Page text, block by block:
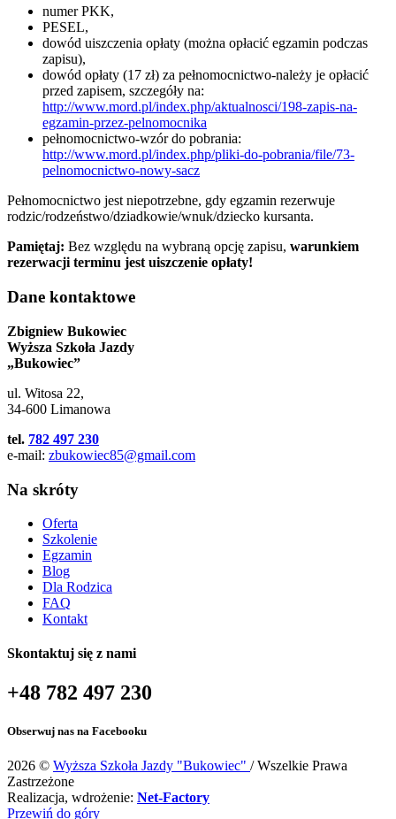
numer PKK,
PESEL,
dowód uiszczenia opłaty (można opłacić egzamin podczas
zapisu),
dowód opłaty (17 zł) za pełnomocnictwo-należy je opłacić
przed zapisem, szczegóły na:
http://www.mord.pl/index.php/aktualnosci/198-zapis-na-
egzamin-przez-pelnomocnika
pełnomocnictwo-wzór do pobrania:
http://www.mord.pl/index.php/pliki-do-pobrania/file/73-
pelnomocnictwo-nowy-sacz
Pełnomocnictwo jest niepotrzebne, gdy egzamin rezerwuje
rodzic/rodzeństwo/dziadkowie/wnuk/dziecko kursanta.
Pamiętaj: Bez względu na wybraną opcję zapisu, warunkiem
rezerwacji terminu jest uiszczenie opłaty!
Dane kontaktowe
Zbigniew Bukowiec
Wyższa Szkoła Jazdy
„Bukowiec”
ul. Witosa 22,
34-600 Limanowa
tel. 782 497 230
e-mail: zbukowiec85@gmail.com
Na skróty
Oferta
Szkolenie
Egzamin
Blog
Dla Rodzica
FAQ
Kontakt
Skontaktuj się z nami
+48 782 497 230
Obserwuj nas na Facebooku
2026 © Wyższa Szkoła Jazdy "Bukowiec" / Wszelkie Prawa
Zastrzeżone
Realizacja, wdrożenie: Net-Factory
Przewiń do góry